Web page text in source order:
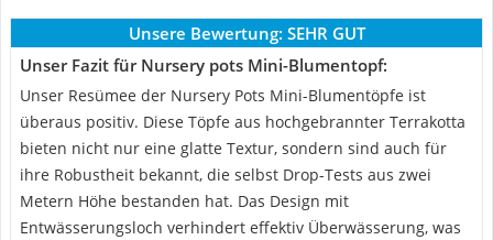
Unsere Bewertung: SEHR GUT
Unser Fazit für Nursery pots Mini-Blumentopf:
Unser Resümee der Nursery Pots Mini-Blumentöpfe ist
überaus positiv. Diese Töpfe aus hochgebrannter Terrakotta
bieten nicht nur eine glatte Textur, sondern sind auch für
ihre Robustheit bekannt, die selbst Drop-Tests aus zwei
Metern Höhe bestanden hat. Das Design mit
Entwässerungsloch verhindert effektiv Überwässerung, was